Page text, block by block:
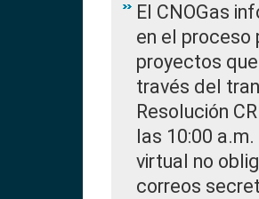
El CNOGas
en el proceso
proyectos
través del
Resolución
las 10:00
virtual no
correos